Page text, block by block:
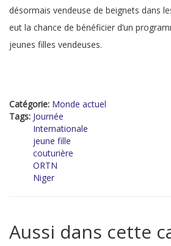
désormais vendeuse de beignets dans
eut la chance de bénéficier d’un
jeunes filles vendeuses.
Catégorie: Monde actuel
Tags: Journée
Internationale
jeune fille
couturière
ORTN
Niger
Aussi dans cette